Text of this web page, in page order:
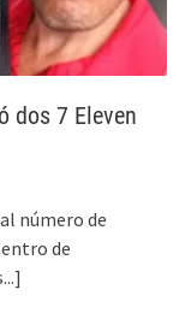
dos 7 Eleven
número de
de